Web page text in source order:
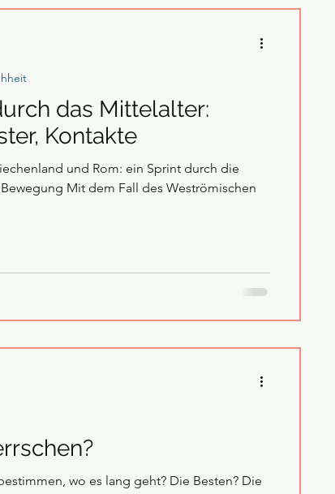
das Mittelalter:
Kontakte
und Rom: ein Sprint durch die
wo es lang geht? Die Besten? Die